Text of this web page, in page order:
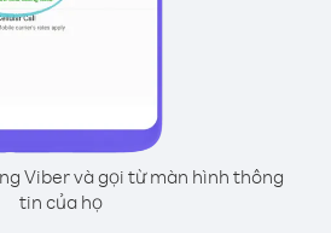
Viber và gọi từ màn hình thông
tin của họ